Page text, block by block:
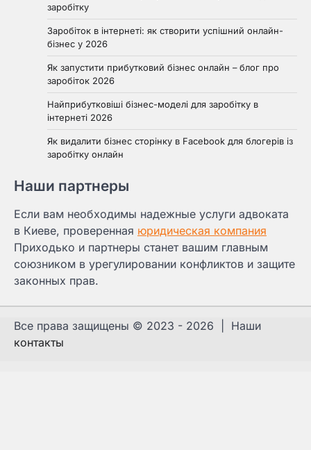
заробітку
Заробіток в інтернеті: як створити успішний онлайн-
бізнес у 2026
Як запустити прибутковий бізнес онлайн – блог про
заробіток 2026
Найприбутковіші бізнес-моделі для заробітку в
інтернеті 2026
Як видалити бізнес сторінку в Facebook для блогерів із
заробітку онлайн
Наши партнеры
Если вам необходимы надежные услуги адвоката
в Киеве, проверенная юридическая компания
Приходько и партнеры станет вашим главным
союзником в урегулировании конфликтов и защите
законных прав.
Все права защищены © 2023 - 2026 | Наши
контакты